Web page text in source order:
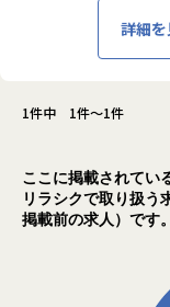
層が活躍中。無線
ィス環境です。こう
能。定着率も抜群で
---業務内容---
DXに取り組んでい
され、内製化を進め
業も多い状況にありま
ターとしてチームの
アジリティ向上、事
詳細
1件中 1件～1件
ここに掲載されてい
リラシクで取り扱
掲載前の求人）です。